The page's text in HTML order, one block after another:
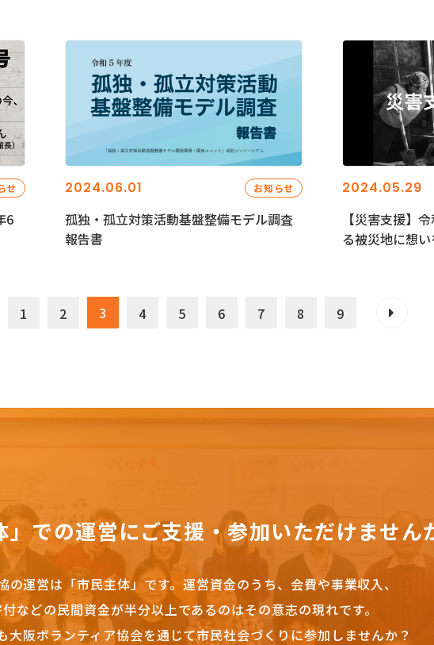
せ
6
2024.06.01 お知らせ
孤独・孤立対策活動基盤整備モデル調査
報告書
2024.05.29
【災害支援】
る被災地に想
1 2 3 4 5 6 7 8 9
」での運営にご支援・参加いただけません
の運営は「市民主体」です。 運営資金のうち、会費や事業収入、
などの民間資金が半分以上であるのはその意志の現れです。
大阪ボランティア協会を通じて市民社会づくりに参加しませんか？